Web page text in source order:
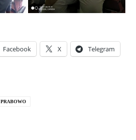
Facebook X Telegram
PRABOWO